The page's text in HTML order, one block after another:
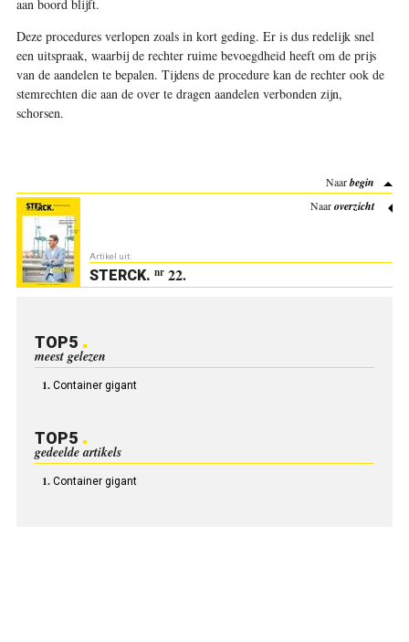
aan boord blijft.
Deze procedures verlopen zoals in kort geding. Er is dus redelijk snel
een uitspraak, waarbij de rechter ruime bevoegdheid heeft om de prijs
van de aandelen te bepalen. Tijdens de procedure kan de rechter ook de
stemrechten die aan de over te dragen aandelen verbonden zijn,
schorsen.
Naarbegin
Naaroverzicht
Artikel uit:
STERCK. nr22.
TOP5
meest gelezen
Container gigant
TOP5
gedeelde artikels
Container gigant